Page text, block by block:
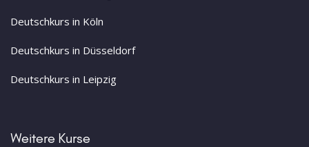
Deutschkurs in Köln
Deutschkurs in Düsseldorf
Deutschkurs in Leipzig
Weitere Kurse